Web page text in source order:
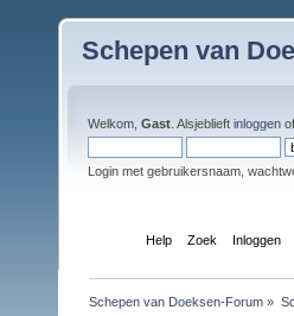
Schepen van
Welkom, Gast . Alsjeblieft inloggen of
Login met gebruikersnaam,
Help Zoek Inloggen
Schepen van Doeksen-Forum »